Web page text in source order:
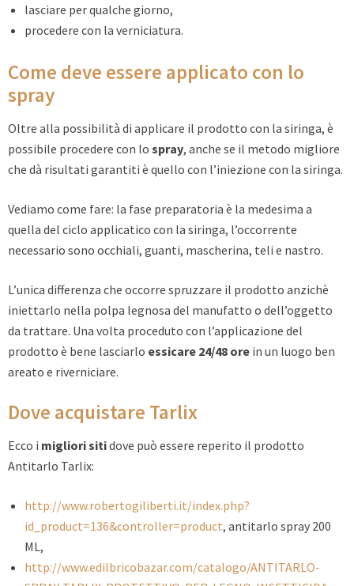
lasciare per qualche giorno,
procedere con la verniciatura.
Come deve essere applicato con lo
spray
Oltre alla possibilità di applicare il prodotto con la siringa, è
possibile procedere con lo spray, anche se il metodo migliore
che dà risultati garantiti è quello con l’iniezione con la siringa.
Vediamo come fare: la fase preparatoria è la medesima a
quella del ciclo applicatico con la siringa, l’occorrente
necessario sono occhiali, guanti, mascherina, teli e nastro.
L’unica differenza che occorre spruzzare il prodotto anzichè
iniettarlo nella polpa legnosa del manufatto o dell’oggetto
da trattare. Una volta proceduto con l’applicazione del
prodotto è bene lasciarlo essicare 24/48 ore in un luogo ben
areato e riverniciare.
Dove acquistare Tarlix
Ecco i migliori sitidove può essere reperito il prodotto
Antitarlo Tarlix:
http://www.robertogiliberti.it/index.php?
id_product=136&controller=product, antitarlo spray 200
ML,
http://www.edilbricobazar.com/catalogo/ANTITARLO-